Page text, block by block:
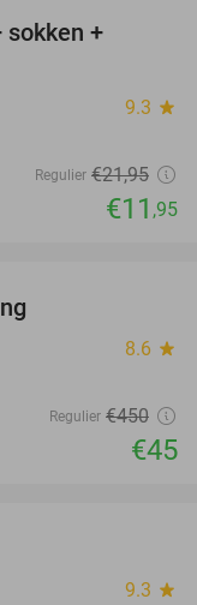
sokken +
9.3 star
Regulier €21,95
€11 ,95
8.6 star
Regulier €450
€45
9.3 star